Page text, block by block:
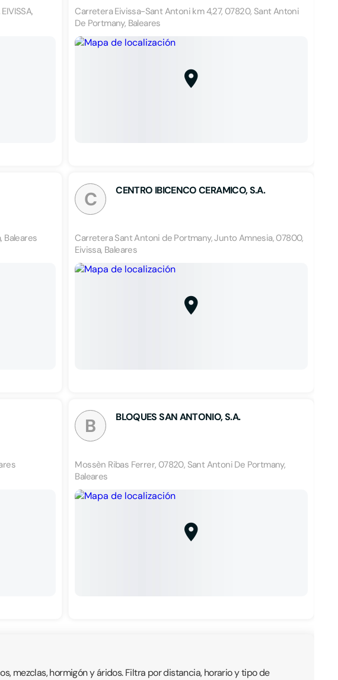
Carretera Eivissa-Sant Antoni km 4,27, 07820, Sant Antoni
De Portmany, Baleares
Baleares
C CENTRO IBICENCO CERAMICO, S.A.
Carretera Sant Antoni de Portmany, Junto Amnesia, 07800,
Eivissa, Baleares
B BLOQUES SAN ANTONIO, S.A.
Mossèn Ribas Ferrer, 07820, Sant Antoni De Portmany,
Baleares
mezclas, hormigón y áridos. Filtra por distancia, horario y tipo de